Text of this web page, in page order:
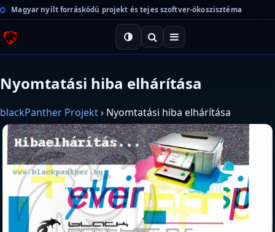
Magyar nyílt forráskódú projekt és tejes szoftver-ökoszisztéma
Nyomtatási hiba elhárítása
blackPanther Projekt› Nyomtatási hiba elhárítása